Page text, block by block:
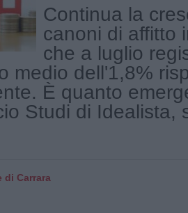
Continua la
canoni di affitto
che a luglio
medio dell'1,8%
È quanto
Studi di Idealista,
di Carrara